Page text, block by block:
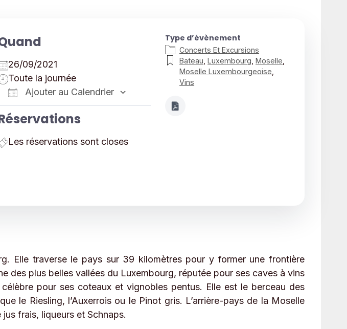
26/09/2021
Toute la journée
Ajouter au Calendrier
Calendrier Google
Les réservations sont closes
Type d’évènement
Concerts Et Excursions
Bateau ,Luxembourg ,Moselle
Moselle Luxembourgeoise
Vins
Elle traverse le pays sur 39 kilomètres pour y former une frontière
des plus belles vallées du Luxembourg, réputée pour ses caves à vins
pour ses coteaux et vignobles pentus. Elle est le berceau des
le Riesling, l’Auxerrois ou le Pinot gris. L’arrière-pays de la Moselle
frais, liqueurs et Schnaps.